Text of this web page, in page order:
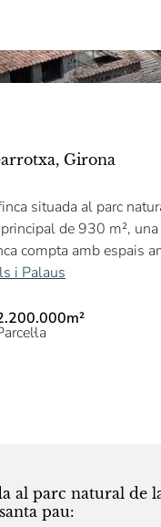
Girona
situada al parc
de 930 m²,
compta amb espais
i Palaus
al parc natural de
pau: